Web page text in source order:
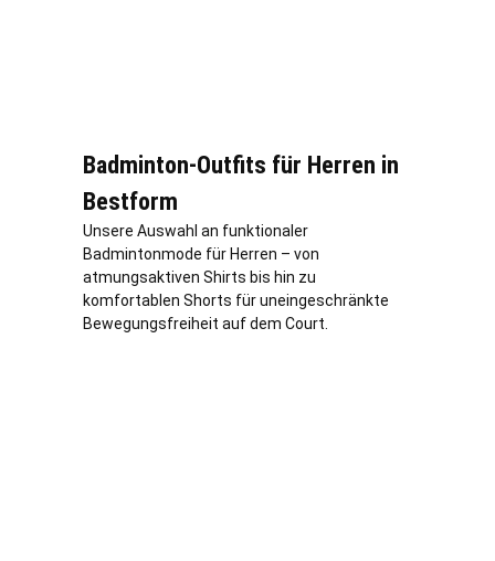
Badminton-Outfits für Herren in
Bestform
Unsere Auswahl an funktionaler
Badmintonmode für Herren – von
atmungsaktiven Shirts bis hin zu
komfortablen Shorts für uneingeschränkte
Bewegungsfreiheit auf dem Court.